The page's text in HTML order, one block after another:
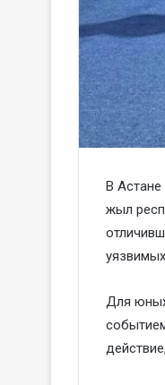
В Астане
жыл
Для